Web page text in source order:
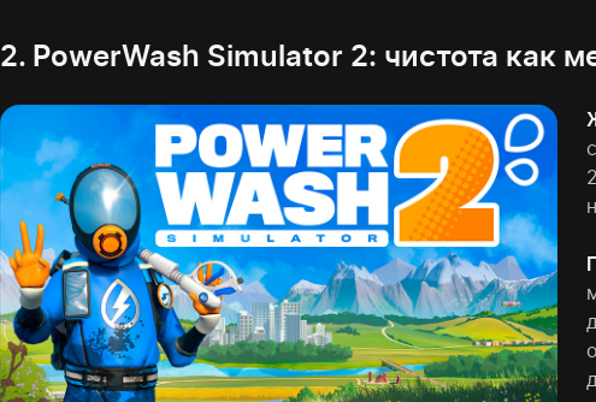
2. PowerWash Simulator 2: чистота как